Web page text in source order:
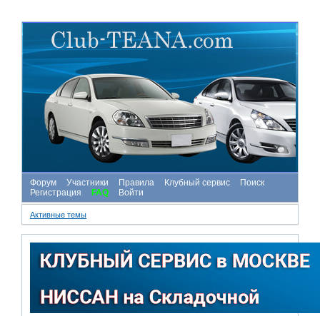
Форум Участники Правила Клубный сервис
Поиск
Регистрация
FAQ Войти
Активные темы